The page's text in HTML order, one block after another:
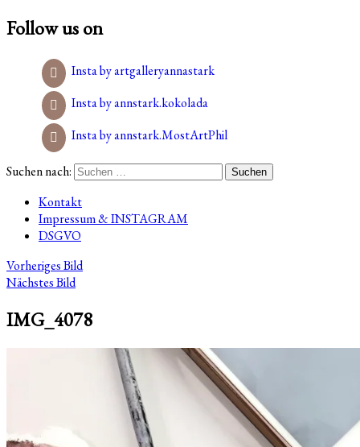
Follow us on
Insta by artgalleryannastark
Insta by annstark.kokolada
Insta by annstark.MostArtPhil
Suchen nach:
Kontakt
Impressum & INSTAGRAM
DSGVO
Vorheriges Bild
Nächstes Bild
IMG_4078